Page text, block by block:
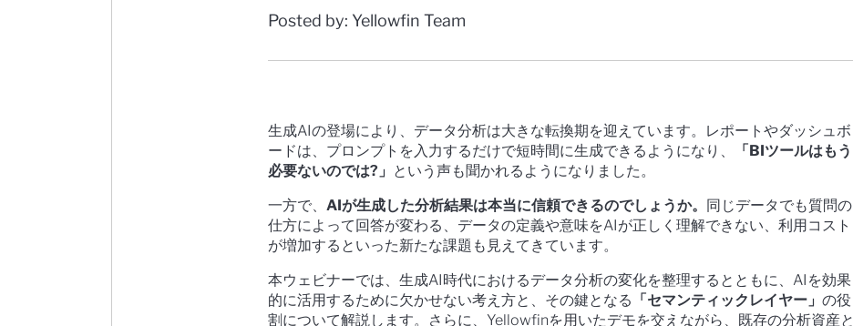
Posted by: Yellowfin Team
生成AIの登場により、データ分析は大きな転換期を迎えています。レポートやダッシュボ
ードは、プロンプトを入力するだけで短時間に生成できるようになり、
「BIツールはもう
必要ないのでは?」 という声も聞かれるようになりました。
一方で、 AIが生成した分析結果は本当に信頼できるのでしょうか。 同じデータでも質問の
仕方によって回答が変わる、データの定義や意味をAIが正しく理解できない、利用コスト
が増加するといった新たな課題も見えてきています。
本ウェビナーでは、生成AI時代におけるデータ分析の変化を整理するとともに、AIを効果
的に活用するために欠かせない考え方と、その鍵となる 「セマンティックレイヤー」 の役
割について解説します。さらに、Yellowfinを用いたデモを交えながら、既存の分析資産と